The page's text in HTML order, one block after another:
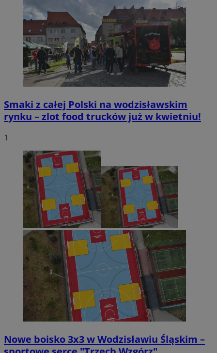
Smaki z całej Polski na wodzisławskim
rynku – zlot food trucków już w kwietniu!
1
Nowe boisko 3x3 w Wodzisławiu Śląskim –